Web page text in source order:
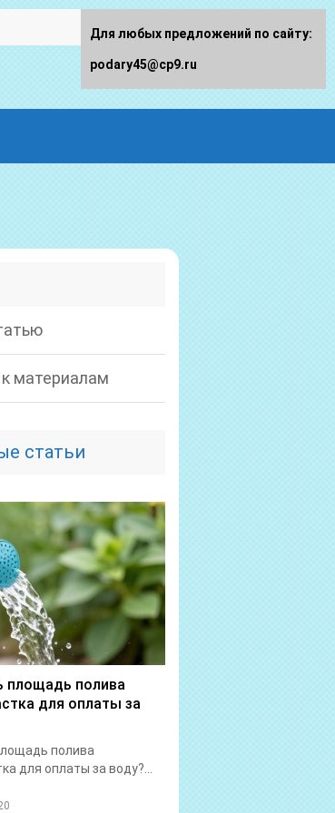
материалам
статьи
площадь полива
для оплаты за
полива
для оплаты за воду?...
Для любых предложений по сайту:
podary45@cp9.ru